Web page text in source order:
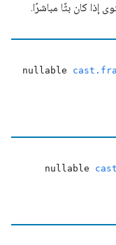
إذا كان بثًا مباشرًا.
nullable